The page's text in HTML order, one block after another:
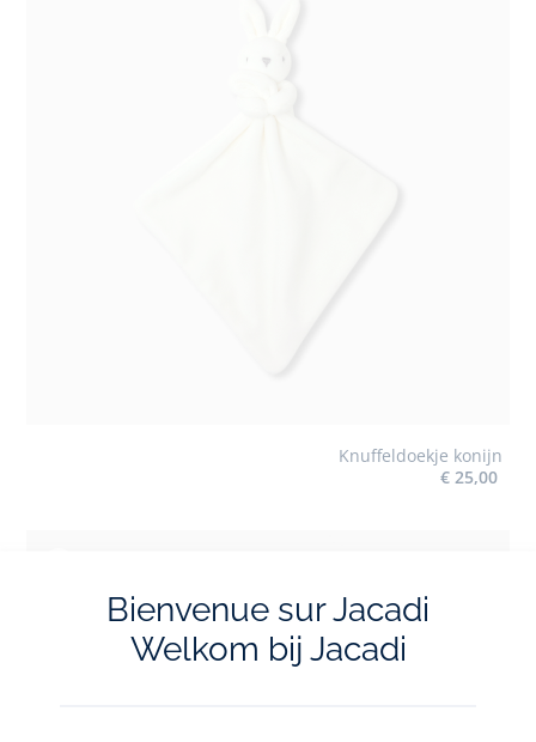
Knuffeldoekje konijn
€ 25,00
Bienvenue sur Jacadi
Welkom bij Jacadi